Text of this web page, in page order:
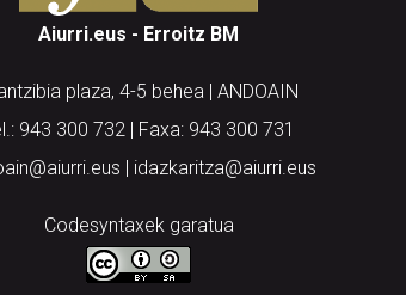
Aiurri.eus - Erroitz BM
plaza, 4-5 behea | ANDOAIN
943 300 732 | Faxa: 943 300 731
| idazkaritza@aiurri.eus
Codesyntaxek garatua